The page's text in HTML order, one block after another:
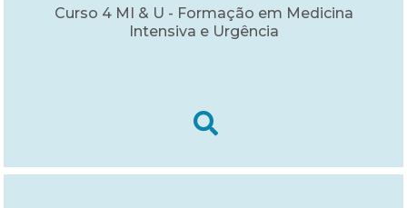
Curso 4 MI & U - Formação em Medicina
Intensiva e Urgência